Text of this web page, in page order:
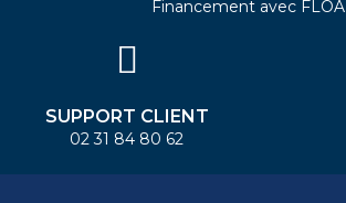
Financement avec FLOA
SUPPORT CLIENT
02 31 84 80 62